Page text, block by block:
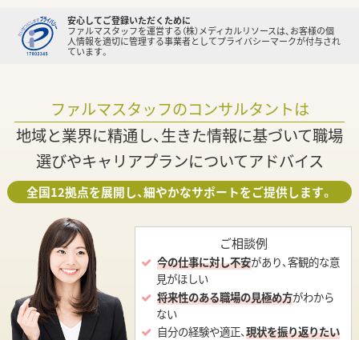
安心してご登録いただくために
ファルマスタッフを運営する（株）メディカルリソースは、お客様の個
人情報を適切に管理する事業者としてプライバシーマークが付与され
ています。
ファルマスタッフのコンサルタントは
地域と業界に精通し、生きた情報に基づいて職場
選びやキャリアプランについてアドバイス
全国12拠点を展開し、細やかなサポートをご提供します。
ご相談例
今の仕事に対し不安があり、客観的な意
見がほしい
将来性のある職場の見極め方がわから
ない
自分の経験や適正、現状を振り返りたい